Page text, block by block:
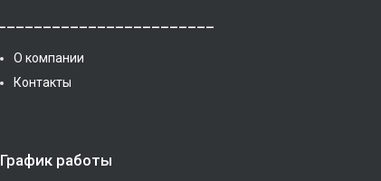
О компании
Контакты
График работы